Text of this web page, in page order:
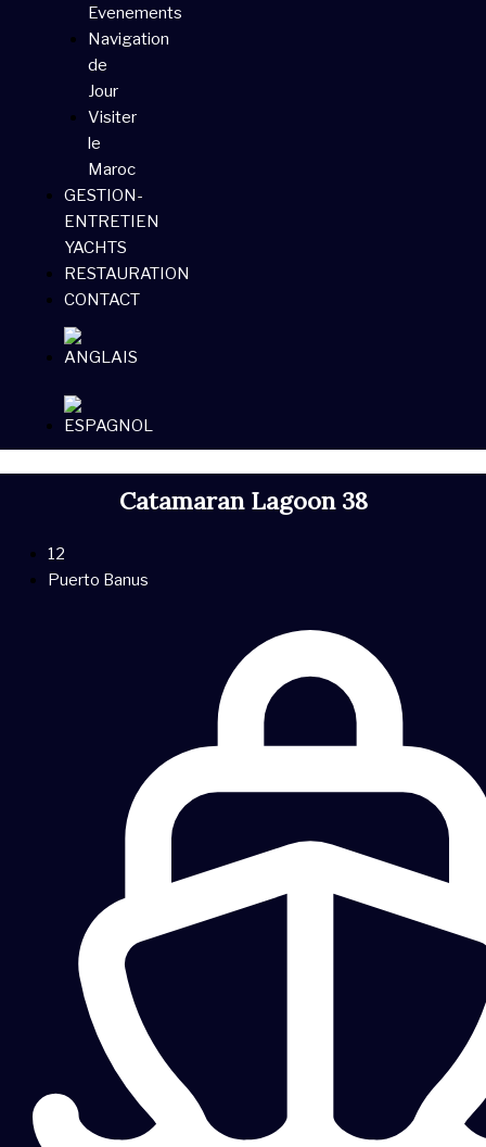
Evenements
Navigation
de
Jour
Visiter
le
Maroc
GESTION-
ENTRETIEN
YACHTS
RESTAURATION
CONTACT
Catamaran Lagoon 38
12
Puerto Banus